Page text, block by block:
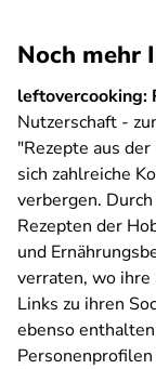
Noch mehr
leftovercooking:
Nutzerschaft -
"Rezepte aus
sich zahlreiche
verbergen.
Rezepten der
und
verraten, wo
Links zu ihren
ebenso